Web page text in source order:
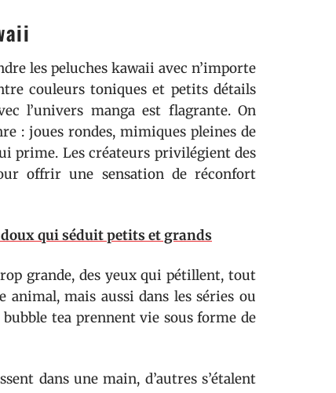
les peluches kawaii avec n’importe
couleurs toniques et petits détails
l’univers manga est flagrante. On
: joues rondes, mimiques pleines de
prime. Les créateurs privilégient des
offrir une sensation de réconfort
qui séduit petits et grands
grande, des yeux qui pétillent, tout
animal, mais aussi dans les séries ou
tea prennent vie sous forme de
dans une main, d’autres s’étalent